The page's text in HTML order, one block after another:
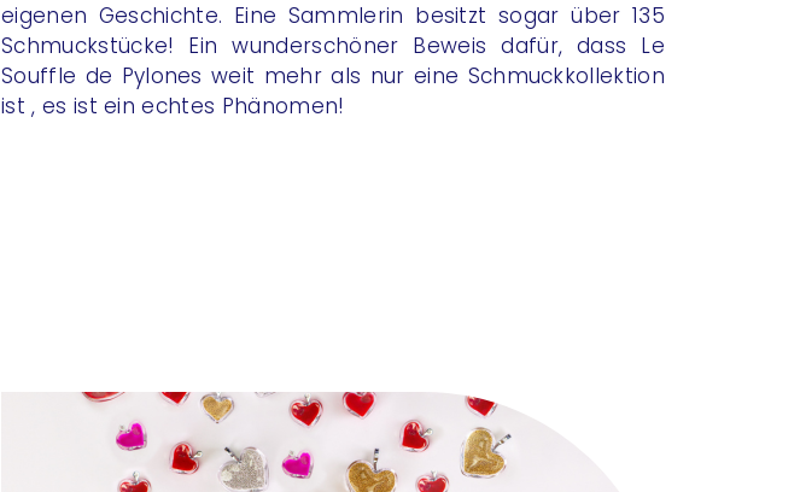
eigenen Geschichte. Eine Sammlerin besitzt sogar über 135
Schmuckstücke! Ein wunderschöner Beweis dafür, dass Le
Souffle de Pylones weit mehr als nur eine Schmuckkollektion
ist , es ist ein echtes Phänomen!